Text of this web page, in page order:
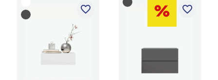
favorite_border favorite_border